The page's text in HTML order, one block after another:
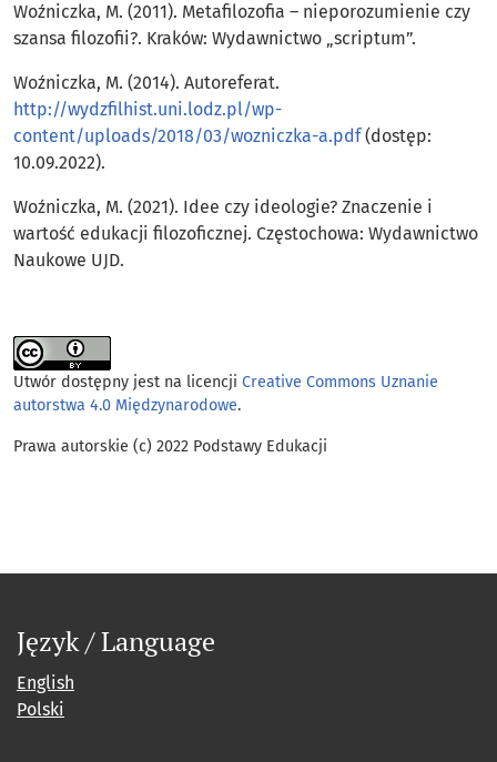
Woźniczka, M. (2011). Metafilozofia – nieporozumienie czy
szansa filozofii?. Kraków: Wydawnictwo „scriptum”.
Woźniczka, M. (2014). Autoreferat.
http://wydzfilhist.uni.lodz.pl/wp-
content/uploads/2018/03/wozniczka-a.pdf(dostęp:
10.09.2022).
Woźniczka, M. (2021). Idee czy ideologie? Znaczenie i
wartość edukacji filozoficznej. Częstochowa: Wydawnictwo
Naukowe UJD.
Utwór dostępny jest na licencji Creative Commons Uznanie
autorstwa 4.0 Międzynarodowe.
Prawa autorskie (c) 2022 Podstawy Edukacji
Język / Language
English
Polski